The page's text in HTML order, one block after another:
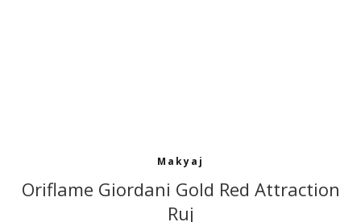
Makyaj
Oriflame Giordani Gold Red Attraction
Ruj